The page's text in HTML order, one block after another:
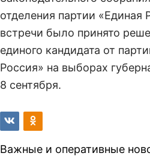
отделения партии
встречи было принято
единого кандидата от
Россия» на выборах
8 сентября.
Важные и оперативные